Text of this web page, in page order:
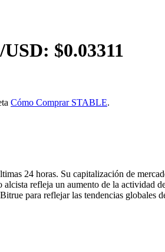
/USD: $0.03311
Cómo Comprar STABLE.
24 horas. Su capitalización de
alcista refleja un aumento de la actividad
para reflejar las tendencias globales